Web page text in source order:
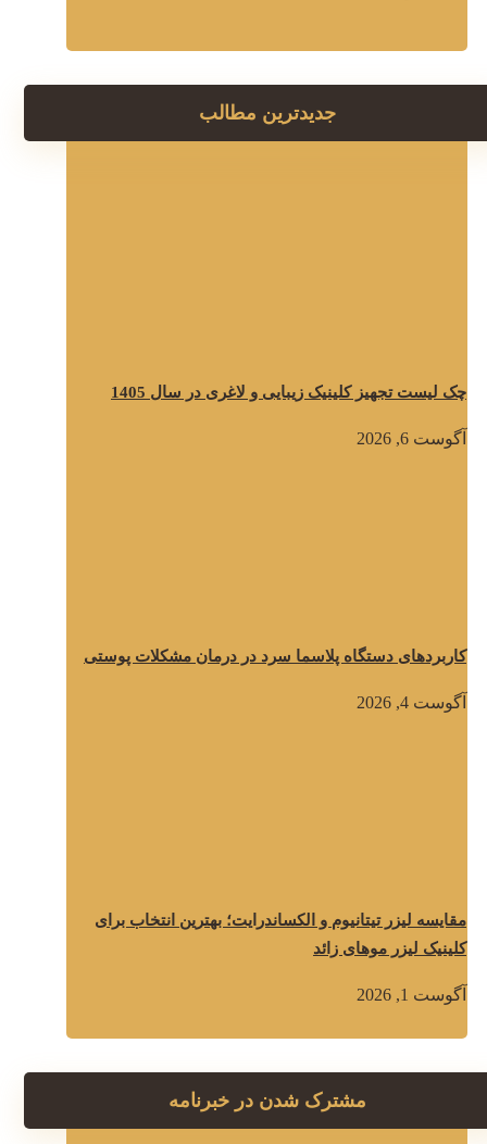
جدیدترین مطالب
چک لیست تجهیز کلینیک زیبایی و لاغری در سال 1405
آگوست 6, 2026
کاربردهای دستگاه پلاسما سرد در درمان مشکلات پوستی
آگوست 4, 2026
مقایسه لیزر تیتانیوم و الکساندرایت؛ بهترین انتخاب برای
کلینیک لیزر موهای زائد
آگوست 1, 2026
مشترک شدن در خبرنامه